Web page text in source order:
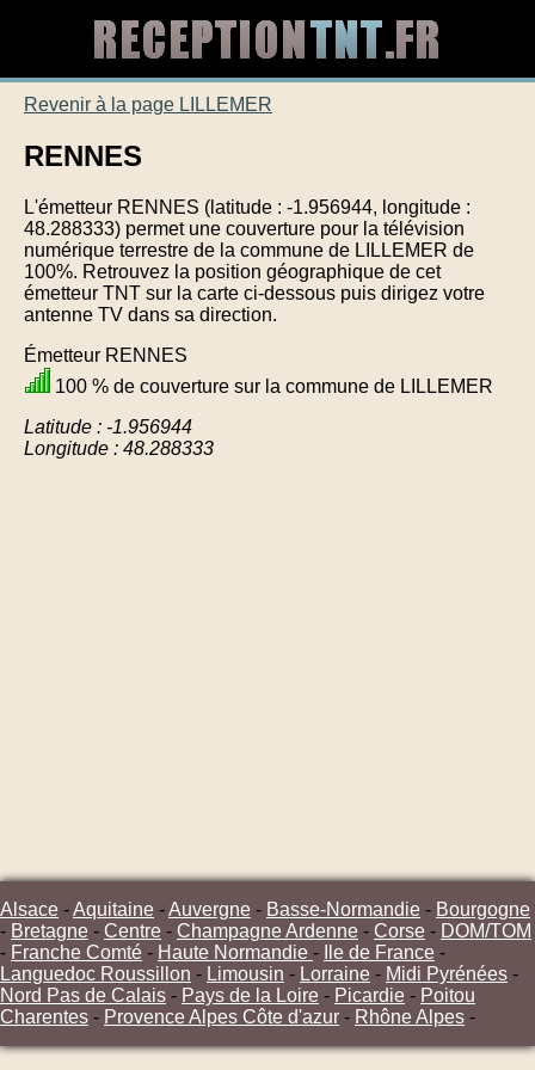
Revenir à la page LILLEMER
RENNES
L'émetteur RENNES (latitude : -1.956944, longitude :
48.288333) permet une couverture pour la télévision
numérique terrestre de la commune de LILLEMER de
100%. Retrouvez la position géographique de cet
émetteur TNT sur la carte ci-dessous puis dirigez votre
antenne TV dans sa direction.
Émetteur RENNES
100 % de couverture sur la commune de LILLEMER
Latitude : -1.956944
Longitude : 48.288333
Alsace -Aquitaine -Auvergne - Basse-Normandie - Bourgogne
- Bretagne - Centre - Champagne Ardenne - Corse - DOM/TOM
- Franche Comté - Haute Normandie - Ile de France -
Languedoc Roussillon - Limousin - Lorraine - Midi Pyrénées -
Nord Pas de Calais - Pays de la Loire - Picardie - Poitou
Charentes - Provence Alpes Côte d'azur - Rhône Alpes -